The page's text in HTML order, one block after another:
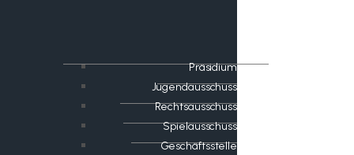
Präsidium
Jugendausschuss
Rechtsausschuss
Spielausschuss
Geschäftsstelle